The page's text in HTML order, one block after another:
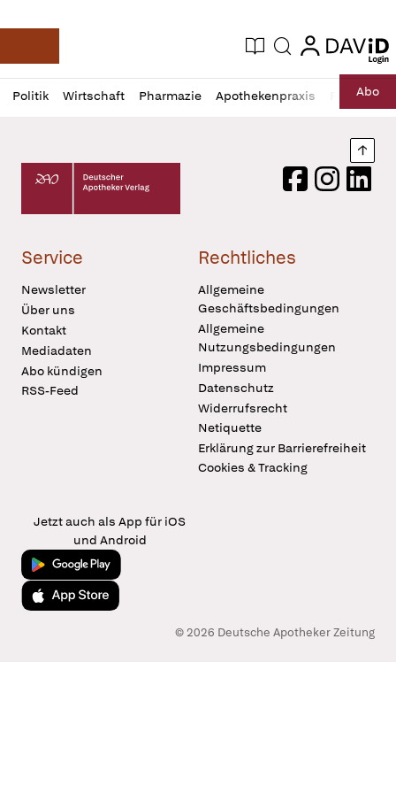
Deutsche Apotheker Zeitung
Aktuelle Ausgabe
Suche login
login
Politik Wirtschaft Pharmazie Apothekenpraxis RechtAbo
Profil
öffnen
Daz
Pur
Deutscher Apotheker Verlag Logo
FacebookInstagram
Service
Newsletter
Über uns
Kontakt
Mediadaten
Abo kündigen
RSS-Feed
Rechtliches
Allgemeine
Geschäftsbedingungen
Allgemeine
Nutzungsbedingungen
Impressum
Datenschutz
Widerrufsrecht
Netiquette
Erklärung zur Barrierefreiheit
Cookies & Tracking
Jetzt auch als App für iOS
und Android
Jetzt bei Google Play
Laden im App Store
© 2026 Deutsche Apotheker Zeitung